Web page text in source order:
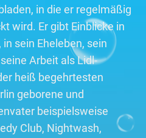
in die er regelmäßig
wird. Er gibt Einblicke in
sein Eheleben, sein
Arbeit als Lidl-
heiß begehrtesten
geborene und
beispielsweise
Club, Nightwash,